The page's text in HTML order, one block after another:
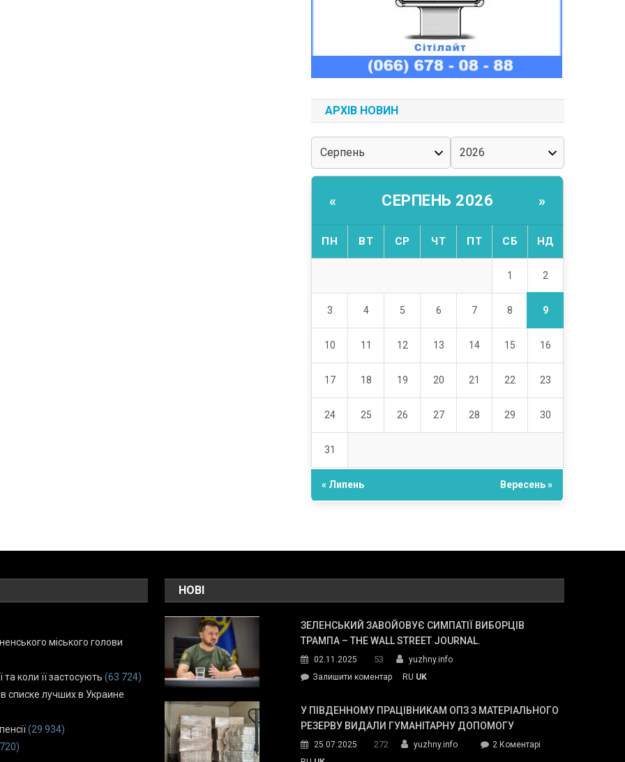
АРХІВ НОВИН
« СЕРПЕНЬ 2026 »
ПН ВТ СР ЧТ ПТ СБ НД
1 2
3 4 5 6 7 8 9
10 11 12 13 14 15 16
17 18 19 20 21 22 23
24 25 26 27 28 29 30
31
« Липень Вересень »
міського голови
коли її застосують (63 724)
списке лучших в Украине
(29 934)
НОВІ
ЗЕЛЕНСЬКИЙ ЗАВОЙОВУЄ СИМПАТІЇ ВИБОРЦІВ
ТРАМПА – THE WALL STREET JOURNAL.
02.11.2025 53
yuzhny.info
Залишити коментарon
завойовує
симпатії
Трампа
RU UK
У ПІВДЕННОМУ ПРАЦІВНИКАМ ОПЗ З МАТЕРІАЛЬНОГО
РЕЗЕРВУ ВИДАЛИ ГУМАНІТАРНУ ДОПОМОГУ
25.07.2025 272 yuzhny.info 2 Коментарідо